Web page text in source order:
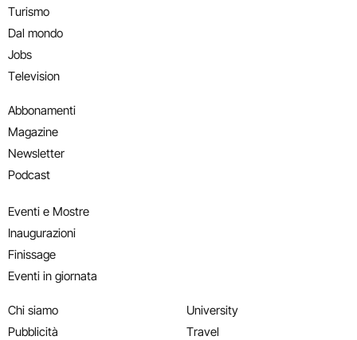
Turismo
Dal mondo
Jobs
Television
Abbonamenti
Magazine
Newsletter
Podcast
Eventi e Mostre
Inaugurazioni
Finissage
Eventi in giornata
Chi siamo
Pubblicità
University
Travel